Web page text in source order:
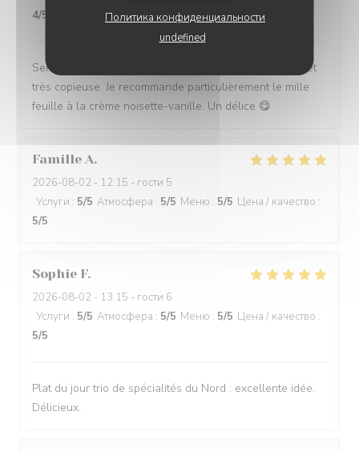
Политика конфиденциальности
undefined
4/5
Service impeccable et convivial. Nourriture excellente et
très copieuse. Je recommande particulièrement le mille
feuille à la crème noisette-vanille. Un délice 😋
Famille A
2026-08-02 - 12:15 - гости 5
Услуги : 5/5 Атмосфера : 5/5 Меню : 5/5 Цена / качество :
5/5
Sophie F
2026-08-02 - 13:15 - гости 6
Услуги : 5/5 Атмосфера : 5/5 Меню : 5/5 Цена / качество :
5/5
Plat du jour trio de spécialités du Nord : excellente idée.
Délicieux.